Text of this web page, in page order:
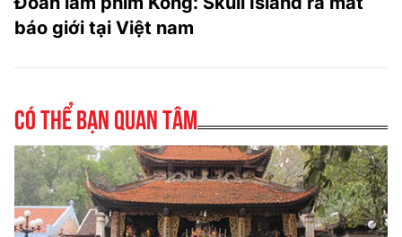
báo giới tại Việt nam
Có thể bạn quan tâm